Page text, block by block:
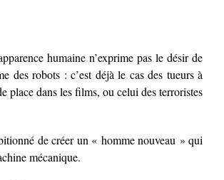
humaine n’exprime pas le désir de
des robots : c’est déjà le cas des tueurs à
place dans les films, ou celui des terroristes
de créer un « homme nouveau » qui
mécanique.